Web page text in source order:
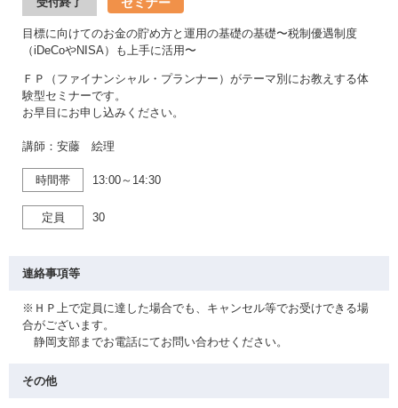
目標に向けてのお金の貯め方と運用の基礎の基礎〜税制優遇制度
（iDeCoやNISA）も上手に活用〜
ＦＰ（ファイナンシャル・プランナー）がテーマ別にお教えする体
験型セミナーです。
お早目にお申し込みください。
講師：安藤 絵理
時間帯 13:00～14:30
定員 30
連絡事項等
※ＨＰ上で定員に達した場合でも、キャンセル等でお受けできる場
合がございます。
静岡支部までお電話にてお問い合わせください。
その他